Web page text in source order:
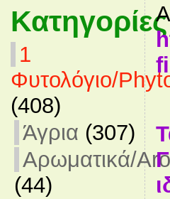
Κατηγορίες
1
Φυτολόγιο/
(408)
Άγρια (307)
Αρωματικά/
(44)